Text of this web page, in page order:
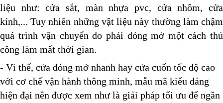
liệu như: cửa sắt, màn nhựa pvc, cửa nhôm, cửa
kính,... Tuy nhiên những vật liệu này thường làm chậm
quá trình vận chuyển do phải đóng mở một cách thủ
công làm mất thời gian.
- Vì thế, cửa đóng mở nhanh hay cửa cuốn tốc độ cao
với cơ chế vận hành thông minh, mẫu mã kiểu dáng
hiện đại nên được xem như là giải pháp tối ưu để ngăn